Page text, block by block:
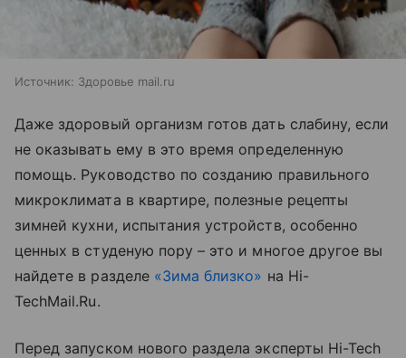
Источник: Здоровье mail.ru
Даже здоровый организм готов дать слабину, если
не оказывать ему в это время определенную
помощь. Руководство по созданию правильного
микроклимата в квартире, полезные рецепты
зимней кухни, испытания устройств, особенно
ценных в студеную пору – это и многое другое вы
найдете в разделе «Зима близко» на Hi-
TechMail.Ru.
Перед запуском нового раздела эксперты Hi-Tech